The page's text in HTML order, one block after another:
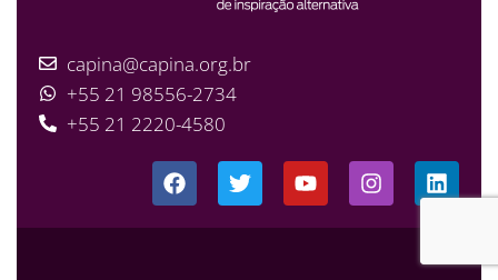
capina@capina.org.br
+55 21 98556-2734
+55 21 2220-4580